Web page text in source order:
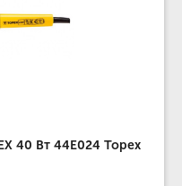
40 Вт 44E024 Topex